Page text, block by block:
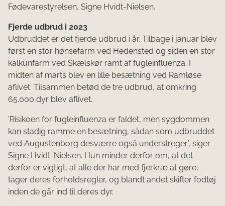
Fødevarestyrelsen, Signe Hvidt-Nielsen.
Fjerde udbrud i 2023
Udbruddet er det fjerde udbrud i år. Tilbage i januar blev
først en stor hønsefarm ved Hedensted og siden en stor
kalkunfarm ved Skælskør ramt af fugleinfluenza. I
midten af marts blev en lille besætning ved Ramløse
aflivet. Tilsammen betød de tre udbrud, at omkring
65.000 dyr blev aflivet.
’Risikoen for fugleinfluenza er faldet, men sygdommen
kan stadig ramme en besætning, sådan som udbruddet
ved Augustenborg desværre også understreger’, siger
Signe Hvidt-Nielsen. Hun minder derfor om, at det
derfor er vigtigt, at alle der har med fjerkræ at gøre,
tager deres forholdsregler, og blandt andet skifter fodtøj
inden de går ind til deres dyr.